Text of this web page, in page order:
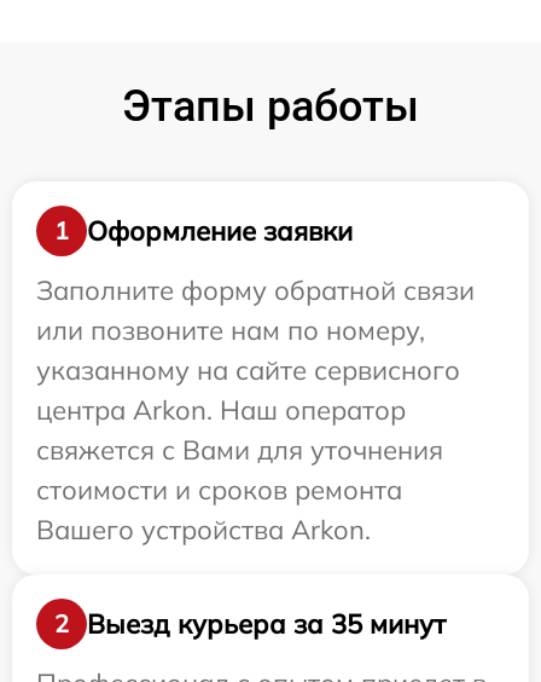
Этапы работы
1
Оформление заявки
Заполните форму обратной связи
или позвоните нам по номеру,
указанному на сайте сервисного
центра Arkon. Наш оператор
свяжется с Вами для уточнения
стоимости и сроков ремонта
Вашего устройства Arkon.
2
Выезд курьера за 35 минут